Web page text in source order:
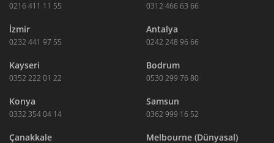
0216 411 11 55 0312 466 63 66
İzmir
0232 441 97 55
Antalya
0242 248 96 66
Kayseri
0352 222 01 22
Bodrum
0530 299 76 80
Konya
0332 354 04 14
Samsun
0362 999 16 52
Çanakkale Melbourne (Dünyasal)